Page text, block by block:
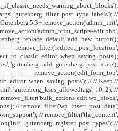
Not
not
'do_blocks', 9); //